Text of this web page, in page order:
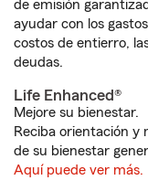
de emisión
ayudar con los
costos de entierro,
deudas.
Life Enhanced®
Mejore su bienestar.
Reciba orientación y
de su bienestar
Aquí puede ver más.